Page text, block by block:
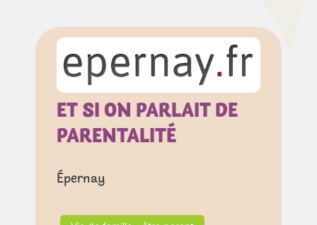
ET SI ON PARLAIT DE
PARENTALITÉ
Épernay